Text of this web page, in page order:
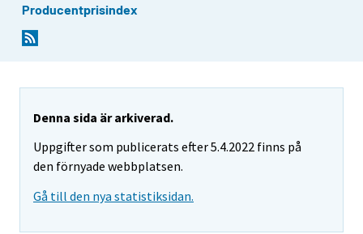
Producentprisindex
Denna sida är arkiverad.
Uppgifter som publicerats efter 5.4.2022 finns på
den förnyade webbplatsen.
Gå till den nya statistiksidan.